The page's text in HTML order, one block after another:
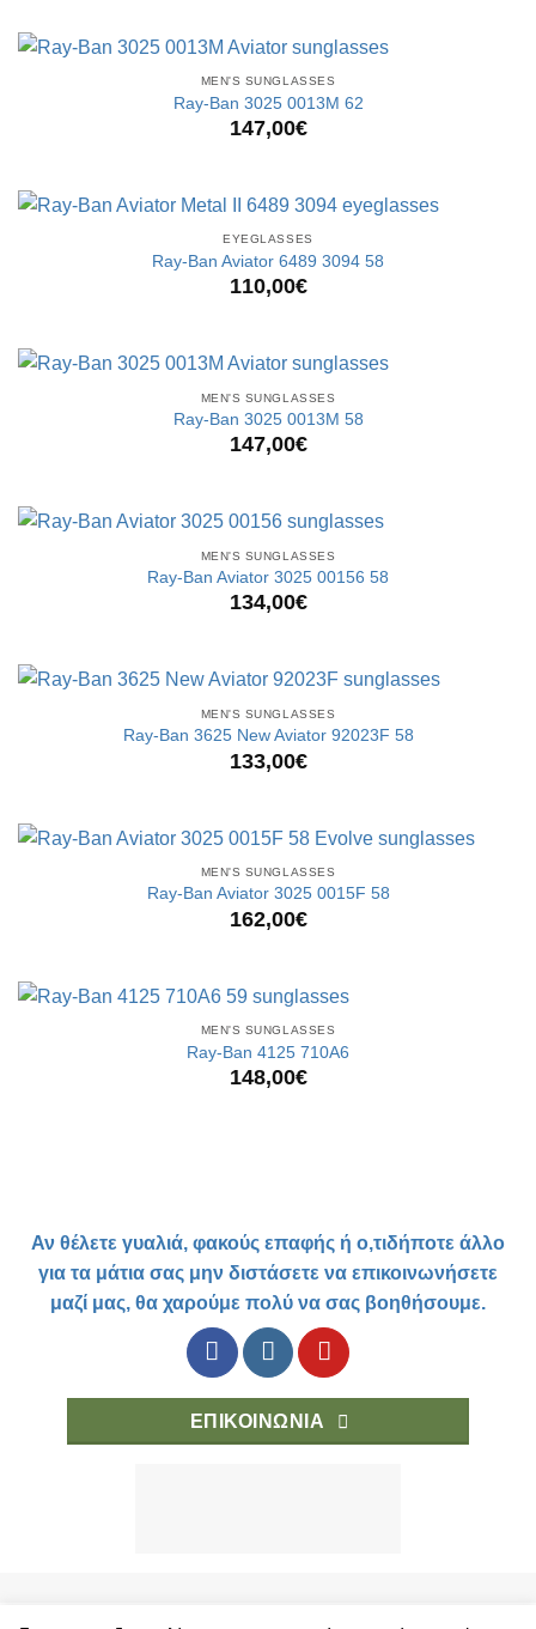
MEN'S SUNGLASSES
Ray-Ban 3025 0013M 62
147,00€
EYEGLASSES
Ray-Ban Aviator 6489 3094 58
110,00€
MEN'S SUNGLASSES
Ray-Ban 3025 0013M 58
147,00€
MEN'S SUNGLASSES
Ray-Ban Aviator 3025 00156 58
134,00€
MEN'S SUNGLASSES
Ray-Ban 3625 New Aviator 92023F 58
133,00€
MEN'S SUNGLASSES
Ray-Ban Aviator 3025 0015F 58
162,00€
MEN'S SUNGLASSES
Ray-Ban 4125 710A6
148,00€
Αν θέλετε γυαλιά, φακούς επαφής ή ο,τιδήποτε άλλο
για τα μάτια σας μην διστάσετε να επικοινωνήσετε
μαζί μας, θα χαρούμε πολύ να σας βοηθήσουμε.
ΕΠΙΚΟΙΝΩΝΙΑ